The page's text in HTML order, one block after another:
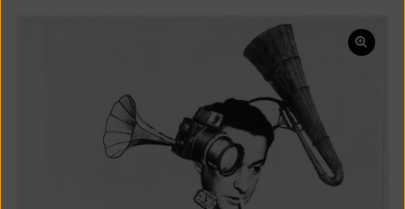
Bild